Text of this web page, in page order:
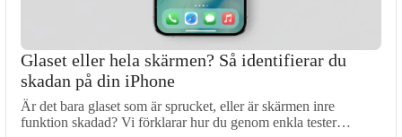
Glaset eller hela skärmen? Så identifierar du
skadan på din iPhone
Är det bara glaset som är sprucket, eller är skärmen inre
funktion skadad? Vi förklarar hur du genom enkla tester…